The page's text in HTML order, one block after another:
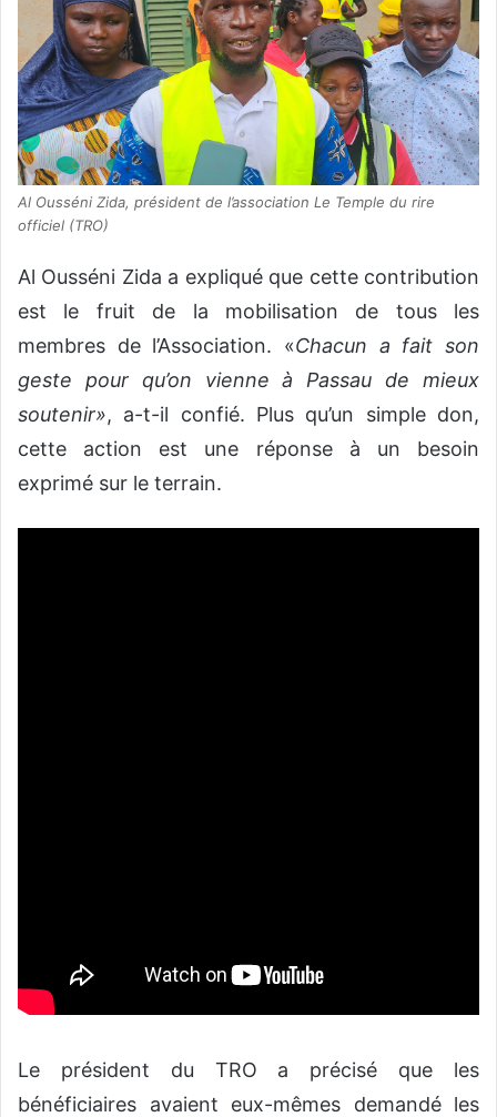
Al Ousséni Zida, président de l’association Le Temple du rire
officiel (TRO)
Al Ousséni Zida a expliqué que cette contribution
est le fruit de la mobilisation de tous les
membres de l’Association. «Chacun a fait son
geste pour qu’on vienne à Passau de mieux
soutenir», a-t-il confié. Plus qu’un simple don,
cette action est une réponse à un besoin
exprimé sur le terrain.
Le président du TRO a précisé que les
bénéficiaires avaient eux-mêmes demandé les